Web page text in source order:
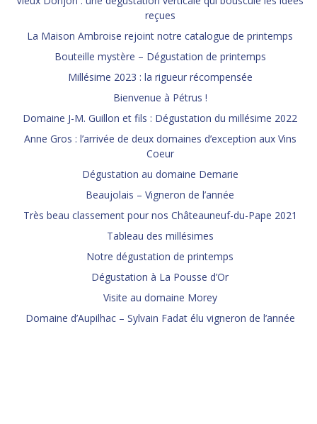
reçues
La Maison Ambroise rejoint notre catalogue de printemps
Bouteille mystère – Dégustation de printemps
Millésime 2023 : la rigueur récompensée
Bienvenue à Pétrus !
Domaine J-M. Guillon et fils : Dégustation du millésime 2022
Anne Gros : l’arrivée de deux domaines d’exception aux Vins
Coeur
Dégustation au domaine Demarie
Beaujolais – Vigneron de l’année
Très beau classement pour nos Châteauneuf-du-Pape 2021
Tableau des millésimes
Notre dégustation de printemps
Dégustation à La Pousse d’Or
Visite au domaine Morey
Domaine d’Aupilhac – Sylvain Fadat élu vigneron de l’année